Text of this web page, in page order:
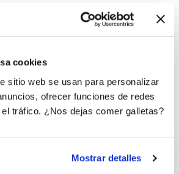
cookies
sitio web se usan para personalizar
ofrecer funciones de redes
tráfico. ¿Nos dejas comer galletas?
Mostrar detalles
hay nada por
aquí!
al juego del empresario?